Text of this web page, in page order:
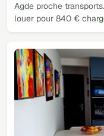
Agde proche
louer pour 840 €